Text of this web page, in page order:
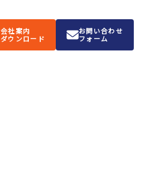
会社案内
ダウンロード
お問い合わせ
フォーム